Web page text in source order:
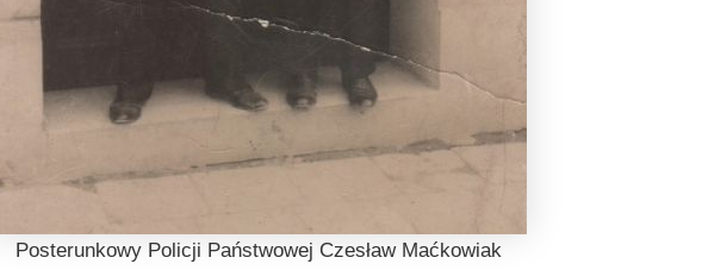
Posterunkowy Policji Państwowej Czesław Maćkowiak